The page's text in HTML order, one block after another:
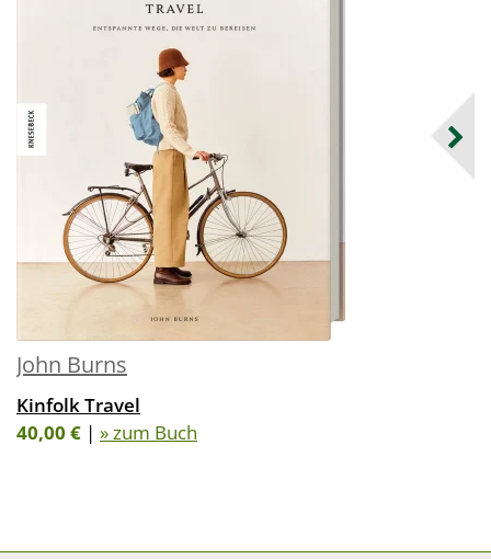
John Burns
Kinfolk Travel
40,00 € | » zum Buch